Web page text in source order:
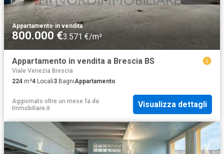
Appartamento·in vendita
800.000 €3.571 €/m²
Appartamento in vendita a Brescia BS
Viale Venezia Brescia
224 m²4 Locali3 BagniAppartamento
Aggiornato oltre un mese fa da
Immobiliare.it
Visualizza dettagli